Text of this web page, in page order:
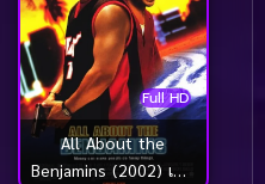
Full HD
All About the
Benjamins (2002) เบน